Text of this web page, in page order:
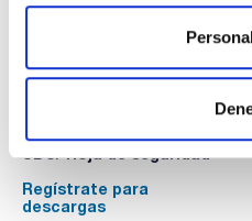
Documentación
TDS / Ficha técnica
descargas
SDS/ Hoja de seguridad
Regístrate para
descargas